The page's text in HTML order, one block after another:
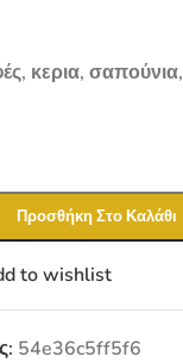
κερια,
Προσθήκη Στο Καλάθι
to wishlist
54e36c5ff5f6